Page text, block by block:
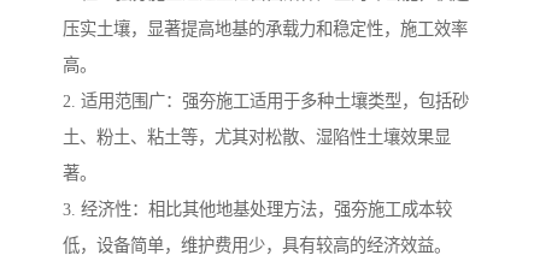
压实土壤，显著提高地基的承载力和稳定性，施工效率
高。
2. 适用范围广：强夯施工适用于多种土壤类型，包括砂
土、粉土、粘土等，尤其对松散、湿陷性土壤效果显
著。
3. 经济性：相比其他地基处理方法，强夯施工成本较
低，设备简单，维护费用少，具有较高的经济效益。